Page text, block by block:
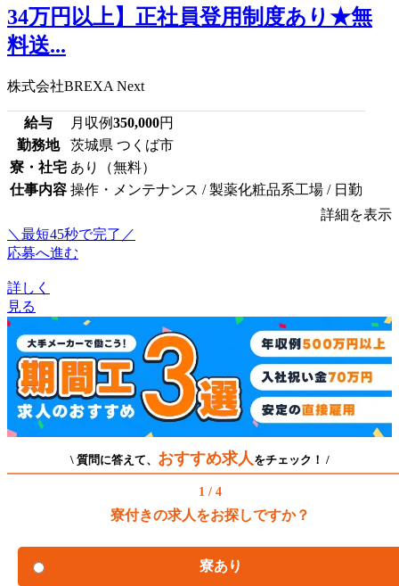
34万円以上】正社員登用制度あり★無
料送...
株式会社BREXA Next
給与 月収例350,000円
勤務地
茨城県 つくば市
寮・社宅 あり（無料）
仕事内容 操作・メンテナンス / 製薬化粧品系工場 / 日勤
詳細を表示
＼最短45秒で完了／
応募へ進む
詳しく
見る
\ 質問に答えて、 おすすめ求人 をチェック！ /
1 / 4
寮付きの求人をお探しですか？
寮あり